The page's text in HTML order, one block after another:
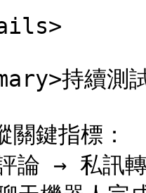
持續測
鍵指標：